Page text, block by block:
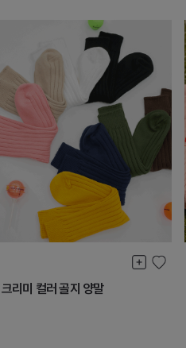
크리미 컬러 골지 양말